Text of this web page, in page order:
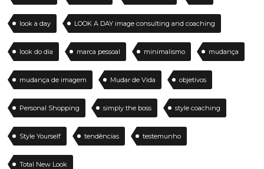
look a day LOOK A DAY image consulting and coaching
look do dia marca pessoal minimalismo mudança
mudança de imagem Mudar de Vida objetivos
Personal Shopping simply the boss style coaching
Style Yourself tendências testemunho
Total New Look